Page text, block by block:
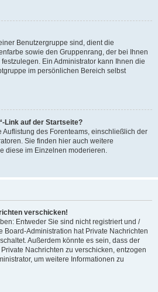
Benutzergruppe sind, dient die
sowie den Gruppenrang, der bei Ihnen
Ein Administrator kann Ihnen die
im persönlichen Bereich selbst
Link auf der Startseite?
des Forenteams, einschließlich der
Sie finden hier auch weitere
diese im Einzelnen moderieren.
verschicken!
Entweder Sie sind nicht registriert und /
Board-Administration hat Private Nachrichten
Außerdem könnte es sein, dass der
Nachrichten zu verschicken, entzogen
um weitere Informationen zu